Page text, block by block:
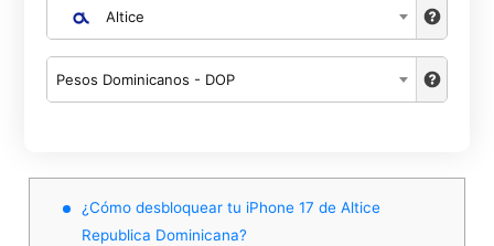
Altice
Pesos Dominicanos - DOP
¿Cómo desbloquear tu iPhone 17 de Altice
Republica Dominicana?